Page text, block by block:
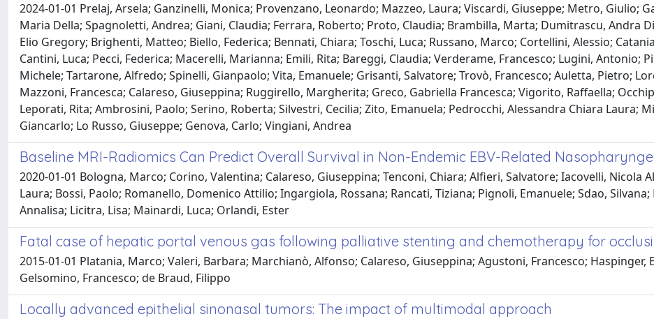
2024-01-01 Prelaj, Arsela; Ganzinelli, Monica; Provenzano, Leonardo; Mazzeo, Laura; Viscardi, Giuseppe; Metro, Giulio;
Maria Della; Spagnoletti, Andrea; Giani, Claudia; Ferrara, Roberto; Proto, Claudia; Brambilla, Marta; Dumitrascu, Andra
Elio Gregory; Brighenti, Matteo; Biello, Federica; Bennati, Chiara; Toschi, Luca; Russano, Marco; Cortellini, Alessio;
Cantini, Luca; Pecci, Federica; Macerelli, Marianna; Emili, Rita; Bareggi, Claudia; Verderame, Francesco; Lugini, Antonio;
Michele; Tartarone, Alfredo; Spinelli, Gianpaolo; Vita, Emanuele; Grisanti, Salvatore; Trovò, Francesco; Auletta, Pietro;
Mazzoni, Francesca; Calareso, Giuseppina; Ruggirello, Margherita; Greco, Gabriella Francesca; Vigorito, Raffaella;
Leporati, Rita; Ambrosini, Paolo; Serino, Roberta; Silvestri, Cecilia; Zito, Emanuela; Pedrocchi, Alessandra Chiara Laura;
Giancarlo; Lo Russo, Giuseppe; Genova, Carlo; Vingiani, Andrea
Baseline MRI-Radiomics Can Predict Overall Survival in Non-Endemic EBV-Related
2020-01-01 Bologna, Marco; Corino, Valentina; Calareso, Giuseppina; Tenconi, Chiara; Alfieri, Salvatore; Iacovelli, Nicola
Laura; Bossi, Paolo; Romanello, Domenico Attilio; Ingargiola, Rossana; Rancati, Tiziana; Pignoli, Emanuele; Sdao,
Annalisa; Licitra, Lisa; Mainardi, Luca; Orlandi, Ester
Fatal case of hepatic portal venous gas following palliative stenting and chemotherapy for
2015-01-01 Platania, Marco; Valeri, Barbara; Marchianò, Alfonso; Calareso, Giuseppina; Agustoni, Francesco; Haspinger,
Gelsomino, Francesco; de Braud, Filippo
Locally advanced epithelial sinonasal tumors: The impact of multimodal approach